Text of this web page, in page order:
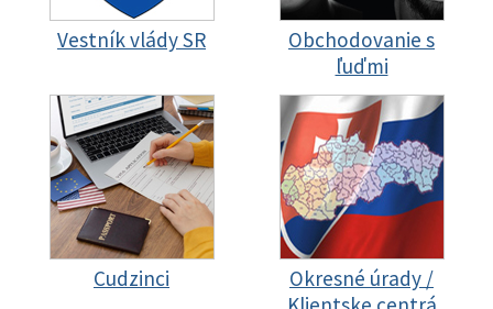
Vestník vlády SR
Obchodovanie s
ľuďmi
Cudzinci
Okresné úrady /